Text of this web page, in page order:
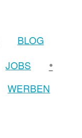
BLOG
JOBS •
WERBEN